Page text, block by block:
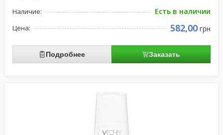
Наличие: Есть в наличии
Цена: 582,00 грн
Подробнее Заказать